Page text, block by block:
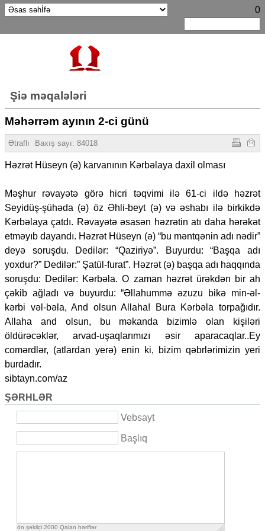
0
Şiə məqalələri
Məhərrəm ayının 2-ci günü
Ətraflı Baxış sayı: 84018
Həzrət Hüseyn (ə) karvanının Kərbəlaya daxil olması
Məşhur rəvayətə görə hicri təqvimi ilə 61-ci ildə həzrət
Seyidüş-şühəda (ə) öz Əhli-beyt (ə) və əshabı ilə birkikdə
Kərbəlaya çatdı. Rəvayətə əsasən həzrətin atı daha hərəkət
etməyıb dayandı. Həzrət Hüseyn (ə) “bu məntqənin adı nədir”
deyə soruşdu. Dedilər: “Qaziriyə”. Buyurdu: “Başqa adı
yoxdur?” Dedilər:” Şatül-furat”. Həzrət (ə) başqa adı haqqında
soruşdu: Dedilər: Kərbəla. O zaman həzrət ürəkdən bir ah
çəkib ağladı və buyurdu: “Əllahummə əzuzu bikə min-əl-
kərbi vəl-bəla, And olsun Allaha! Bura Kərbəla torpağıdır.
Allaha and olsun, bu məkanda bizimlə olan kişiləri
öldürəcəklər, arvad-uşaqlarımızı əsir aparacaqlar..Ey
comərdlər, (atlardan yerə) enin ki, bizim qəbrlərimizin yeri
burdadır.
sibtayn.com/az
ŞƏRHLƏR
Vebsayt
Başlıq
ön şəkilçi 2000 Qalan həriflər